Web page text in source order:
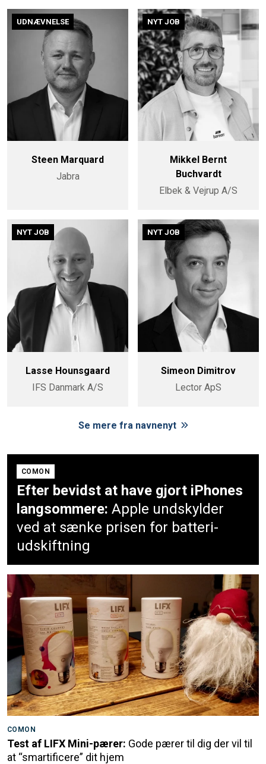
UDNÆVNELSE
Steen Marquard
Jabra
NYT JOB
Mikkel Bernt
Buchvardt
Elbek & Vejrup A/S
NYT JOB
Lasse Hounsgaard
IFS Danmark A/S
NYT JOB
Simeon Dimitrov
Lector ApS
Se mere fra navnenyt
COMON
Efter bevidst at have gjort iPhones
langsommere: Apple undskylder
ved at sænke prisen for batteri-
udskiftning
COMON
Test af LIFX Mini-pærer: Gode pærer til dig der vil til
at “smartificere” dit hjem